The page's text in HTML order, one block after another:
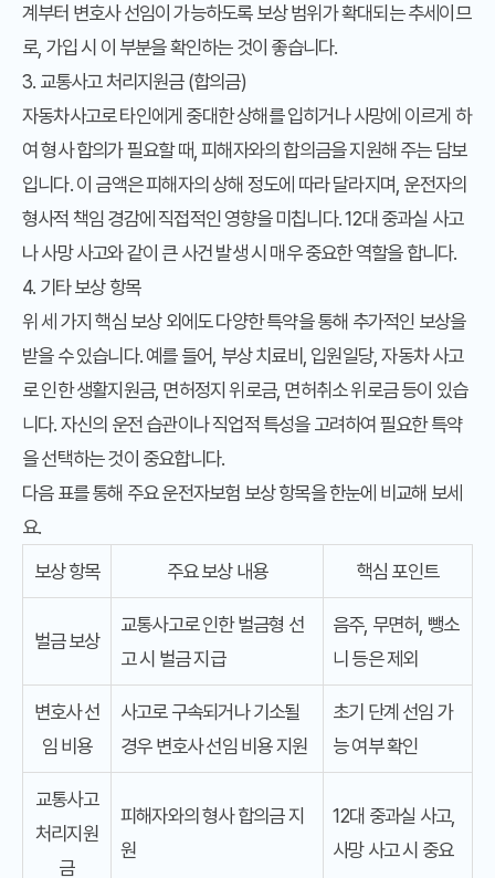
계부터 변호사 선임이 가능하도록 보상 범위가 확대되는 추세이므
로, 가입 시 이 부분을 확인하는 것이 좋습니다.
3. 교통사고 처리지원금 (합의금)
자동차사고로 타인에게 중대한 상해를 입히거나 사망에 이르게 하
여 형사 합의가 필요할 때, 피해자와의 합의금을 지원해 주는 담보
입니다. 이 금액은 피해자의 상해 정도에 따라 달라지며, 운전자의
형사적 책임 경감에 직접적인 영향을 미칩니다. 12대 중과실 사고
나 사망 사고와 같이 큰 사건 발생 시 매우 중요한 역할을 합니다.
4. 기타 보상 항목
위 세 가지 핵심 보상 외에도 다양한 특약을 통해 추가적인 보상을
받을 수 있습니다. 예를 들어, 부상 치료비, 입원일당, 자동차 사고
로 인한 생활지원금, 면허정지 위로금, 면허취소 위로금 등이 있습
니다. 자신의 운전 습관이나 직업적 특성을 고려하여 필요한 특약
을 선택하는 것이 중요합니다.
다음 표를 통해 주요운전자보험 보상항목을 한눈에 비교해 보세
요.
보상 항목
주요 보상 내용 핵심 포인트
벌금 보상
교통사고로 인한 벌금형 선
고 시 벌금 지급
음주, 무면허, 뺑소
니 등은 제외
변호사 선
임 비용
사고로 구속되거나 기소될
경우 변호사 선임 비용 지원
초기 단계 선임 가
능 여부 확인
교통사고
처리지원
금
피해자와의 형사 합의금 지
원
12대 중과실 사고,
사망 사고 시 중요